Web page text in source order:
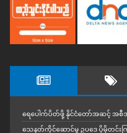
ရေပေါက်ပိတ်ဖို့ နိုင်ငံတော်အဆင့် အစီ
သေနတ်ကိုင်ဆောင်မှု ဥပဒေ ပိုမိုတင်း